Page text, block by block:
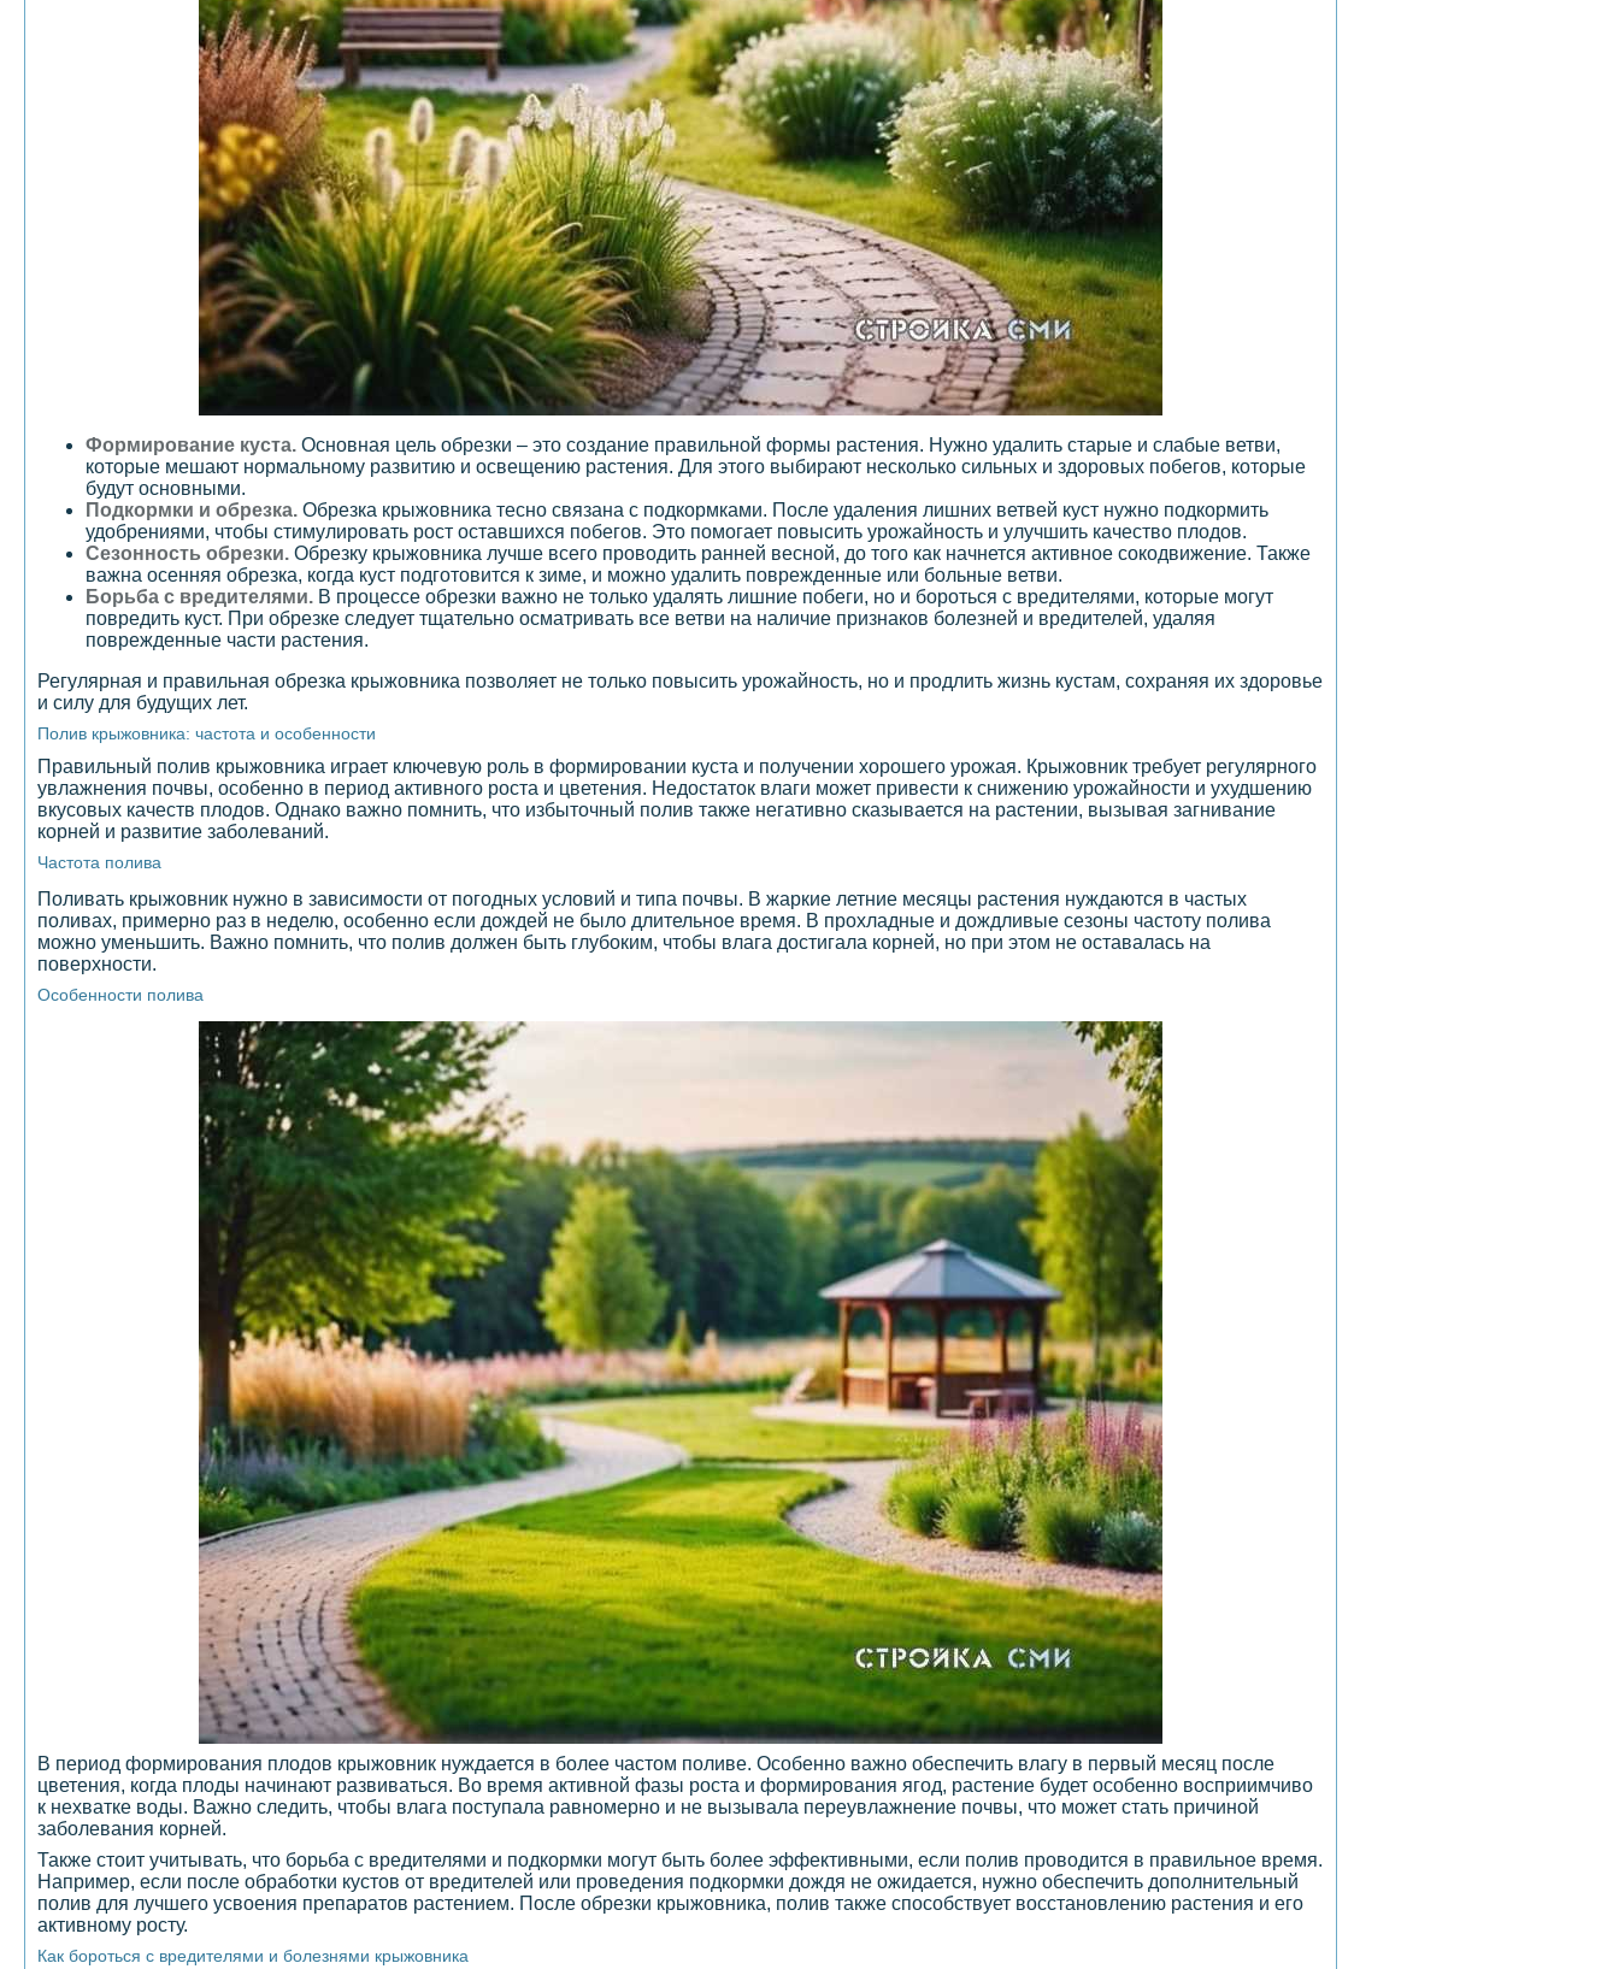
Формирование куста. Основная цель обрезки – это создание правильной формы растения. Нужно удалить старые и слабые ветви,
которые мешают нормальному развитию и освещению растения. Для этого выбирают несколько сильных и здоровых побегов, которые
будут основными.
Подкормки и обрезка. Обрезка крыжовника тесно связана с подкормками. После удаления лишних ветвей куст нужно подкормить
удобрениями, чтобы стимулировать рост оставшихся побегов. Это помогает повысить урожайность и улучшить качество плодов.
Сезонность обрезки. Обрезку крыжовника лучше всего проводить ранней весной, до того как начнется активное сокодвижение. Также
важна осенняя обрезка, когда куст подготовится к зиме, и можно удалить поврежденные или больные ветви.
Борьба с вредителями. В процессе обрезки важно не только удалять лишние побеги, но и бороться с вредителями, которые могут
повредить куст. При обрезке следует тщательно осматривать все ветви на наличие признаков болезней и вредителей, удаляя
поврежденные части растения.
Регулярная и правильная обрезка крыжовника позволяет не только повысить урожайность, но и продлить жизнь кустам, сохраняя их здоровье
и силу для будущих лет.
Полив крыжовника: частота и особенности
Правильный полив крыжовника играет ключевую роль в формировании куста и получении хорошего урожая. Крыжовник требует регулярного
увлажнения почвы, особенно в период активного роста и цветения. Недостаток влаги может привести к снижению урожайности и ухудшению
вкусовых качеств плодов. Однако важно помнить, что избыточный полив также негативно сказывается на растении, вызывая загнивание
корней и развитие заболеваний.
Частота полива
Поливать крыжовник нужно в зависимости от погодных условий и типа почвы. В жаркие летние месяцы растения нуждаются в частых
поливах, примерно раз в неделю, особенно если дождей не было длительное время. В прохладные и дождливые сезоны частоту полива
можно уменьшить. Важно помнить, что полив должен быть глубоким, чтобы влага достигала корней, но при этом не оставалась на
поверхности.
Особенности полива
В период формирования плодов крыжовник нуждается в более частом поливе. Особенно важно обеспечить влагу в первый месяц после
цветения, когда плоды начинают развиваться. Во время активной фазы роста и формирования ягод, растение будет особенно восприимчиво
к нехватке воды. Важно следить, чтобы влага поступала равномерно и не вызывала переувлажнение почвы, что может стать причиной
заболевания корней.
Также стоит учитывать, что борьба с вредителями и подкормки могут быть более эффективными, если полив проводится в правильное время.
Например, если после обработки кустов от вредителей или проведения подкормки дождя не ожидается, нужно обеспечить дополнительный
полив для лучшего усвоения препаратов растением. После обрезки крыжовника, полив также способствует восстановлению растения и его
активному росту.
Как бороться с вредителями и болезнями крыжовника